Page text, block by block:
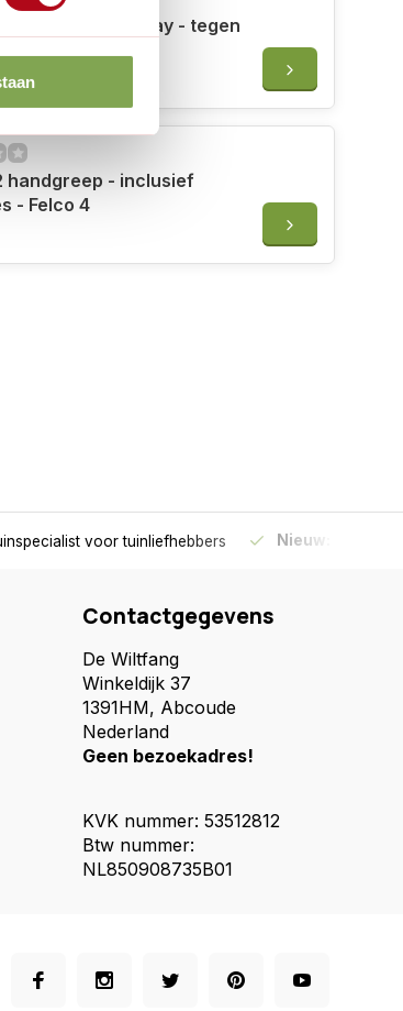
Onderhoudsspray - tegen
handgreep - inclusief
- Felco 4
voor tuinliefhebbers Nieuw:
Contactgegevens
De Wiltfang
Winkeldijk 37
1391HM, Abcoude
Nederland
Geen bezoekadres!
KVK nummer: 53512812
Btw nummer:
NL850908735B01